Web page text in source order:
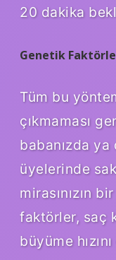
20 dakika
Genetik
Tüm bu
çıkmaması
babanızda
üyelerinde
mirasınızın
faktörler, saç
büyüme